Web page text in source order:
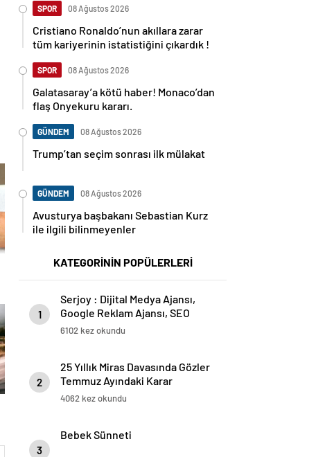
SPOR 08 Ağustos 2026
Cristiano Ronaldo’nun akıllara zarar
tüm kariyerinin istatistiğini çıkardık !
SPOR 08 Ağustos 2026
Galatasaray’a kötü haber! Monaco’dan
flaş Onyekuru kararı.
GÜNDEM 08 Ağustos 2026
Trump’tan seçim sonrası ilk mülakat
GÜNDEM 08 Ağustos 2026
Avusturya başbakanı Sebastian Kurz
ile ilgili bilinmeyenler
KATEGORİNİN POPÜLERLERİ
1
Serjoy : Dijital Medya Ajansı,
Google Reklam Ajansı, SEO
Ajansı ve Web Tasarım Ajansı
6102 kez okundu
2
25 Yıllık Miras Davasında Gözler
Temmuz Ayındaki Karar
Duruşmasına Çevrildi
4062 kez okundu
3
Bebek Sünneti